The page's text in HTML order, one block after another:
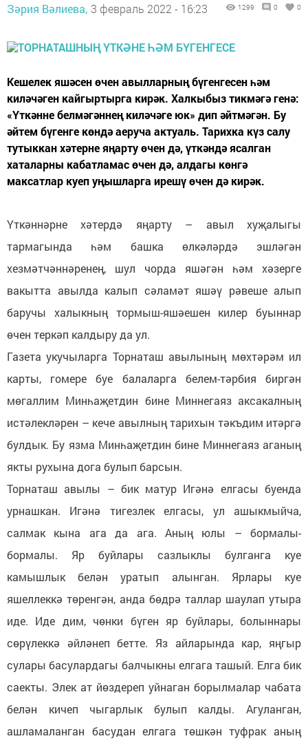
Зәрия Вәлиева, 3 февраль 2022 - 16:23 1299 0 0
Кешелек яшәсен өчен авылларның бүгенгесен һәм
киләчәген кайгыртырга кирәк. Халкыбыз тикмәгә генә:
«Үткәнне белмәгәннең киләчәге юк» дип әйтмәгән. Бу
әйтем бүгенге көндә аеруча актуаль. Тарихка күз салу
тутыккан хәтерне яңарту өчен дә, үткәндә ясалган
хаталарны кабатламас өчен дә, алдагы көнгә
максатлар куеп уңышларга ирешү өчен дә кирәк.
Үткәннәрне хәтердә яңарту – авыл хуҗалыгы
тармагында һәм башка өлкәләрдә эшләгән
хезмәтчәннәренең, шул чорда яшәгән һәм хәзерге
вакытта авылда калып сәламәт яшәү рәвеше алып
баручы халыкның тормыш-яшәешен килер буыннар
өчен теркәп калдыру да ул.
Газета укучыларга Торнаташ авылының мөхтәрәм ил
карты, гомере буе балаларга белем-тәрбия биргән
мөгаллим Минһаҗетдин бине Миннегаяз аксакалның
истәлекләрен – кече авылның тарихын тәкъдим итәргә
булдык. Бу язма Минһаҗетдин бине Миннегаяз аганың
якты рухына дога булып барсын.
Торнаташ авылы – бик матур Игәнә елгасы буенда
урнашкан. Игәнә тигезлек елгасы, ул ашыкмыйча,
салмак кына ага да ага. Аның юлы – бормалы-
бормалы. Яр буйлары сазлыклы булганга куе
камышлык белән уратып алынган. Ярлары куе
яшеллеккә төренгән, анда бөдрә таллар шаулап утыра
иде. Иде дим, чөнки бүген яр буйлары, болыннары
сөрүлеккә әйләнеп бетте. Яз айларында кар, яңгыр
сулары басулардагы балчыкны елгага ташый. Елга бик
саекты. Элек ат йөздереп уйнаган борылмалар чабата
белән кичеп чыгарлык булып калды. Агуланган,
ашламаланган басудан елгага төшкән туфрак аның